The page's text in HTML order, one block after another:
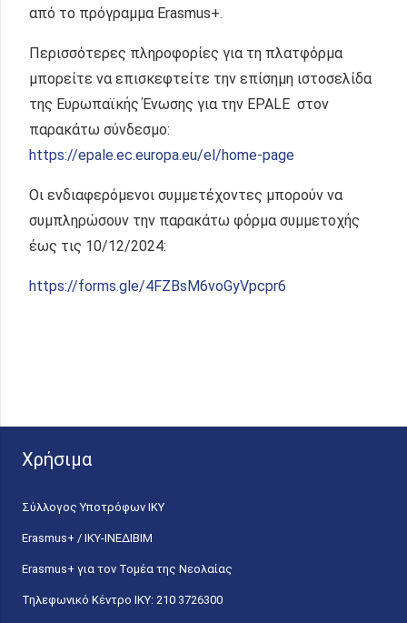
από το πρόγραμμα Erasmus+.
Περισσότερες πληροφορίες για τη πλατφόρμα
μπορείτε να επισκεφτείτε την επίσημη ιστοσελίδα
της Ευρωπαϊκής Ένωσης για την EPALE στον
παρακάτω σύνδεσμο:
https://epale.ec.europa.eu/el/home-page
Οι ενδιαφερόμενοι συμμετέχοντες μπορούν να
συμπληρώσουν την παρακάτω φόρμα συμμετοχής
έως τις 10/12/2024:
https://forms.gle/4FZBsM6voGyVpcpr6
Χρήσιμα
Σύλλογος Υποτρόφων ΙΚΥ
Erasmus+ / ΙΚΥ-ΙΝΕΔΙΒΙΜ
Erasmus+ για τον Τομέα της Νεολαίας
Τηλεφωνικό Κέντρο IKY: 210 3726300